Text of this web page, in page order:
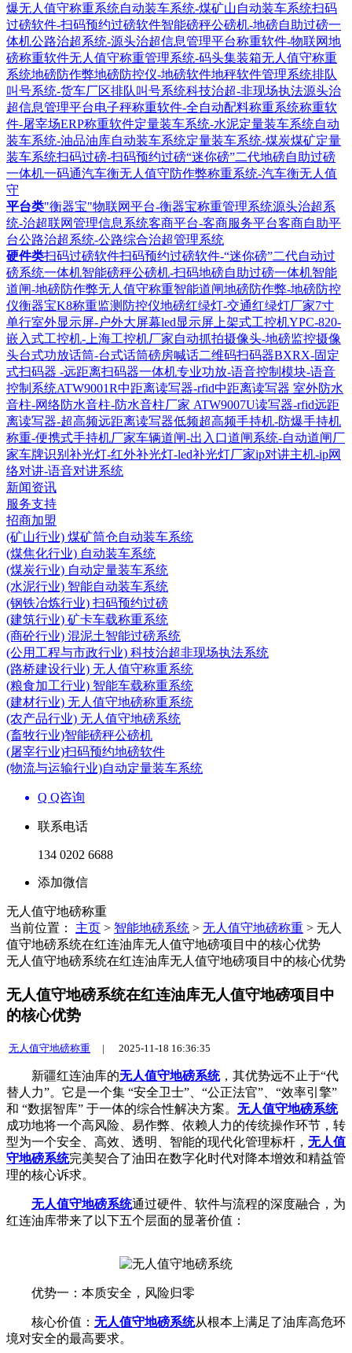
爆无人值守称重系统自动装车系统-煤矿山自动装车系统扫码
过磅软件-扫码预约过磅软件智能磅秤公磅机-地磅自助过磅一
体机公路治超系统-源头治超信息管理平台称重软件-物联网地
磅称重软件无人值守称重管理系统-码头集装箱无人值守称重
系统地磅防作弊地磅防控仪-地磅软件地秤软件管理系统排队
叫号系统-货车厂区排队叫号系统科技治超-非现场执法源头治
超信息管理平台电子秤称重软件-全自动配料称重系统称重软
件-屠宰场ERP称重软件定量装车系统-水泥定量装车系统自动
装车系统-油品油库自动装车系统定量装车系统-煤炭煤矿定量
装车系统扫码过磅-扫码预约过磅“迷你磅”二代地磅自助过磅
一体机一码通汽车衡无人值守防作弊称重系统-汽车衡无人值
守
平台类"衡器宝"物联网平台-衡器宝称重管理系统源头治超系
统-治超联网管理信息系统客商平台-客商服务平台客商自助平
台公路治超系统-公路综合治超管理系统
硬件类扫码过磅软件扫码预约过磅软件-“迷你磅”二代自动过
磅系统一体机智能磅秤公磅机-扫码地磅自助过磅一体机智能
道闸-地磅防作弊无人值守称重智能道闸地磅防作弊-地磅防控
仪衡器宝K8称重监测防控仪地磅红绿灯-交通红绿灯厂家7寸
单行室外显示屏-户外大屏幕led显示屏上架式工控机YPC-820-
嵌入式工控机-上海工控机厂家自动抓拍摄像头-地磅监控摄像
头台式功放话筒-台式话筒磅房喊话二维码扫码器BXRX-固定
式扫码器 -远距离扫码器一体机专业功放-语音控制模块-语音
控制系统ATW9001R中距离读写器-rfid中距离读写器 室外防水
音柱-网络防水音柱-防水音柱厂家 ATW9007U读写器-rfid远距
离读写器-超高频远距离读写器低频超高频手持机-防爆手持机
称重-便携式手持机厂家车辆道闸-出入口道闸系统-自动道闸厂
家车牌识别补光灯-红外补光灯-led补光灯厂家ip对讲主机-ip网
络对讲-语音对讲系统
新闻资讯
服务支持
招商加盟
(矿山行业) 煤矿筒仓自动装车系统
(煤焦化行业) 自动装车系统
(煤炭行业) 自动定量装车系统
(水泥行业) 智能自动装车系统
(钢铁冶炼行业) 扫码预约过磅
(建筑行业) 矿卡车载称重系统
(商砼行业) 混泥土智能过磅系统
(公用工程与市政行业) 科技治超非现场执法系统
(路桥建设行业) 无人值守称重系统
(粮食加工行业) 智能车载称重系统
(建材行业) 无人值守地磅称重系统
(农产品行业) 无人值守地磅系统
(畜牧行业)智能磅秤公磅机
(屠宰行业)扫码预约地磅软件
(物流与运输行业)自动定量装车系统
Q Q咨询
联系电话
134 0202 6688
添加微信
无人值守地磅称重
当前位置： 主页 > 智能地磅系统 > 无人值守地磅称重 > 无人
值守地磅系统在红连油库无人值守地磅项目中的核心优势
无人值守地磅系统在红连油库无人值守地磅项目中的核心优势
无人值守地磅系统在红连油库无人值守地磅项目中
的核心优势
无人值守地磅称重 | 2025-11-18 16:36:35
新疆红连油库的无人值守地磅系统，其优势远不止于“代
替人力”。它是一个集 “安全卫士”、“公正法官”、“效率引擎”
和 “数据智库” 于一体的综合性解决方案。 无人值守地磅系统
成功地将一个高风险、易作弊、依赖人力的传统操作环节，转
型为一个安全、高效、透明、智能的现代化管理标杆， 无人值
守地磅系统完美契合了油田在数字化时代对降本增效和精益管
理的核心诉求。
无人值守地磅系统通过硬件、软件与流程的深度融合，为
红连油库带来了以下五个层面的显著价值：
优势一：本质安全，风险归零
核心价值： 无人值守地磅系统从根本上满足了油库高危环
境对安全的最高要求。